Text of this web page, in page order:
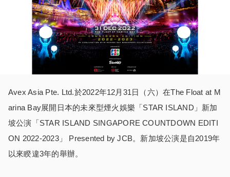
Avex Asia Pte. Ltd.於2022年12月31日（六）在The Float at M
arina Bay展開日本的未來型煙火娛樂「STAR ISLAND」新加
坡公演「STAR ISLAND SINGAPORE COUNTDOWN EDITI
ON 2022-2023」 Presented by JCB。新加坡公演是自2019年
以來睽違3年的舉辦。